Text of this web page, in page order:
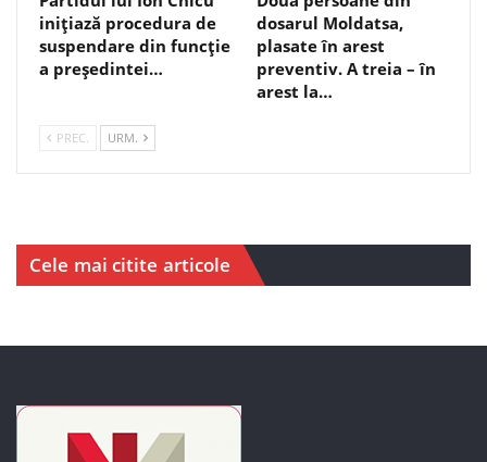
inițiază procedura de
suspendare din funcție
a președintei…
dosarul Moldatsa,
plasate în arest
preventiv. A treia – în
arest la…
PREC. URM.
Cele mai citite articole